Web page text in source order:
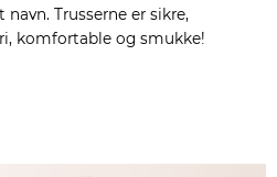
Trusserne er sikre,
komfortable og smukke!